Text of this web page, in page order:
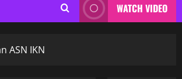
WATCH VIDEO
ASN IKN